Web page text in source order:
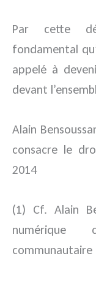
Par cette
fondamental
appelé à
devant
Alain
consacre le
2014
(1) Cf. Alain
communautaire